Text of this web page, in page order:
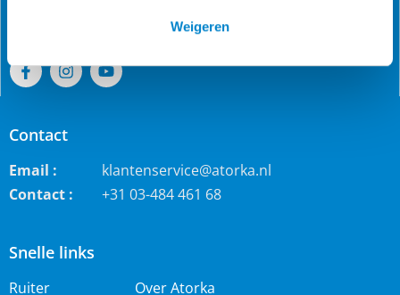
Weigeren
Snelle links
Ruiter Over Atorka
Contact
Email :
klantenservice@atorka.nl
Contact :
+31 03-484 461 68